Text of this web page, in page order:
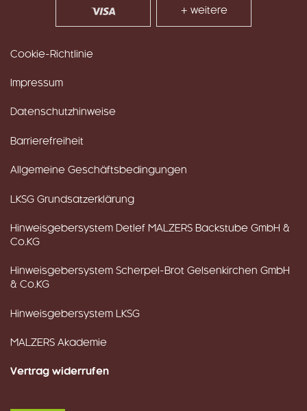
+ weitere
Cookie-Richtlinie
Impressum
Datenschutzhinweise
Barrierefreiheit
Allgemeine Geschäftsbedingungen
LKSG Grundsatzerklärung
Hinweisgebersystem Detlef MALZERS Backstube GmbH &
Co.KG
Hinweisgebersystem Scherpel-Brot Gelsenkirchen GmbH
& Co.KG
Hinweisgebersystem LKSG
MALZERS Akademie
Vertrag widerrufen